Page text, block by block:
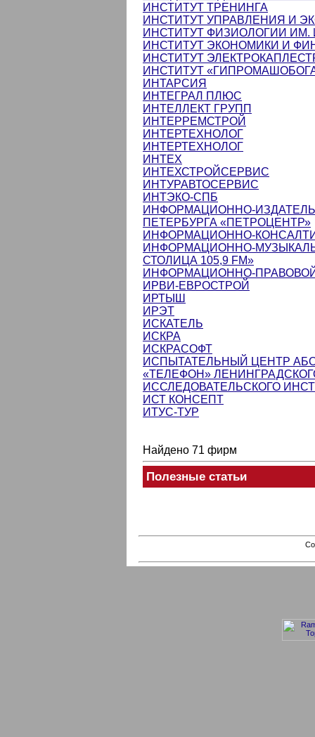
ИНСТИТУТ ТРЕНИНГА
ИНСТИТУТ УПРАВЛЕНИЯ И
ИНСТИТУТ ФИЗИОЛОГИИ ИМ.
ИНСТИТУТ ЭКОНОМИКИ И
ИНСТИТУТ
ИНСТИТУТ
ИНТАРСИЯ
ИНТЕГРАЛ ПЛЮС
ИНТЕЛЛЕКТ ГРУПП
ИНТЕРРЕМСТРОЙ
ИНТЕРТЕХНОЛОГ
ИНТЕРТЕХНОЛОГ
ИНТЕХ
ИНТЕХСТРОЙСЕРВИС
ИНТУРАВТОСЕРВИС
ИНТЭКО-СПБ
ИНФОРМАЦИОННО-
ПЕТЕРБУРГА «ПЕТРОЦЕНТР»
ИНФОРМАЦИОННО-
ИНФОРМАЦИОННО-
СТОЛИЦА 105,9 FM»
ИНФОРМАЦИОННО-
ИРВИ-ЕВРОСТРОЙ
ИРТЫШ
ИРЭТ
ИСКАТЕЛЬ
ИСКРА
ИСКРАСОФТ
ИСПЫТАТЕЛЬНЫЙ ЦЕНТР
«ТЕЛЕФОН»
ИССЛЕДОВАТЕЛЬСКОГО
ИСТ КОНСЕПТ
ИТУС-ТУР
Найдено 71 фирм
Полезные статьи